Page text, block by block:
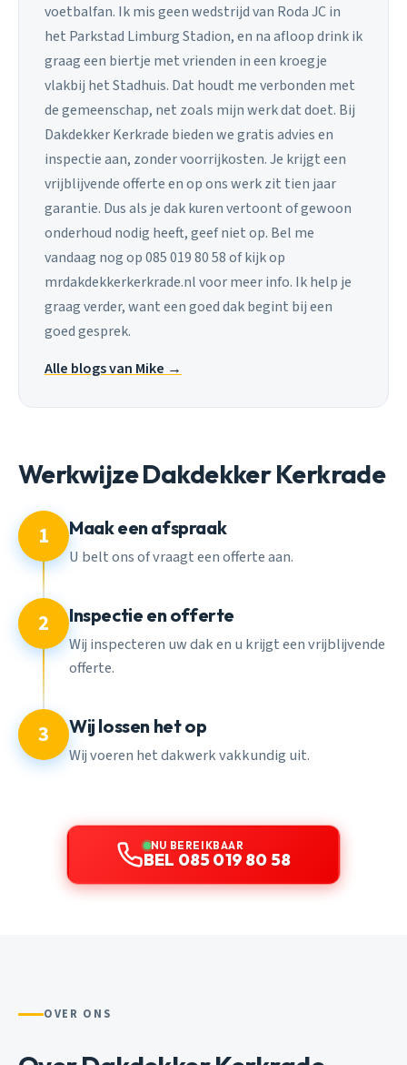
voetbalfan. Ik mis geen wedstrijd van Roda JC in
het Parkstad Limburg Stadion, en na afloop drink ik
graag een biertje met vrienden in een kroegje
vlakbij het Stadhuis. Dat houdt me verbonden met
de gemeenschap, net zoals mijn werk dat doet. Bij
Dakdekker Kerkrade bieden we gratis advies en
inspectie aan, zonder voorrijkosten. Je krijgt een
vrijblijvende offerte en op ons werk zit tien jaar
garantie. Dus als je dak kuren vertoont of gewoon
onderhoud nodig heeft, geef niet op. Bel me
vandaag nog op 085 019 80 58 of kijk op
mrdakdekkerkerkrade.nl voor meer info. Ik help je
graag verder, want een goed dak begint bij een
goed gesprek.
Alle blogs van Mike →
Werkwijze Dakdekker Kerkrade
1 Maak een afspraak
U belt ons of vraagt een offerte aan.
2 Inspectie en offerte
Wij inspecteren uw dak en u krijgt een vrijblijvende
offerte.
3 Wij lossen het op
Wij voeren het dakwerk vakkundig uit.
NU BEREIKBAAR
BEL 085 019 80 58
OVER ONS